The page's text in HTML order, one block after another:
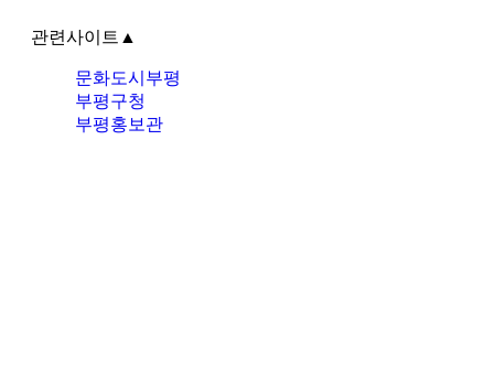
관련사이트 ▲
문화도시부평
부평구청
부평홍보관